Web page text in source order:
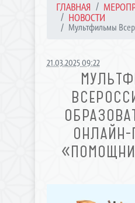
ГЛАВНАЯ
НОВОСТИ
Мультфильмы
21.03.2025 09:22
ОНЛАЙН-